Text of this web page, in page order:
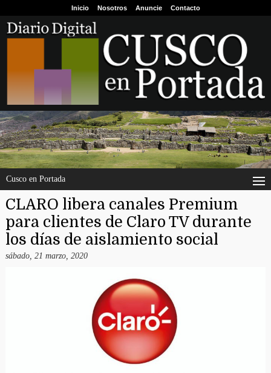
Inicio Nosotros Anuncie Contacto
Cusco en Portada
CLARO libera canales Premium
para clientes de Claro TV durante
los días de aislamiento social
sábado, 21 marzo, 2020